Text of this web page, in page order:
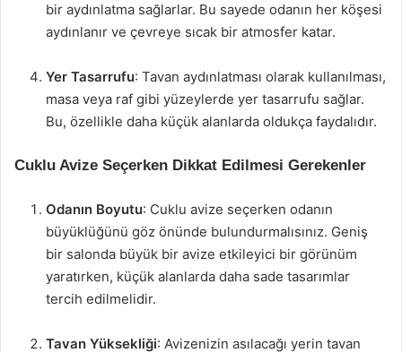
bir aydınlatma sağlarlar. Bu sayede odanın her köşesi
aydınlanır ve çevreye sıcak bir atmosfer katar.
Yer Tasarrufu: Tavan aydınlatması olarak kullanılması,
masa veya raf gibi yüzeylerde yer tasarrufu sağlar.
Bu, özellikle daha küçük alanlarda oldukça faydalıdır.
Cuklu Avize Seçerken Dikkat Edilmesi Gerekenler
Odanın Boyutu: Cuklu avize seçerken odanın
büyüklüğünü göz önünde bulundurmalısınız. Geniş
bir salonda büyük bir avize etkileyici bir görünüm
yaratırken, küçük alanlarda daha sade tasarımlar
tercih edilmelidir.
Tavan Yüksekliği: Avizenizin asılacağı yerin tavan